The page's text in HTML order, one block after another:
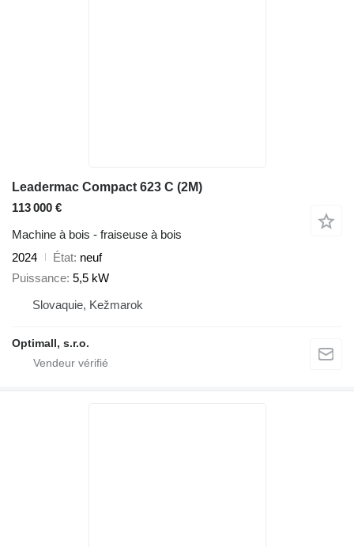
Leadermac Compact 623 C (2M)
113 000 €
Machine à bois - fraiseuse à bois
2024
État neuf
Puissance 5,5 kW
Slovaquie, Kežmarok
Optimall, s.r.o.